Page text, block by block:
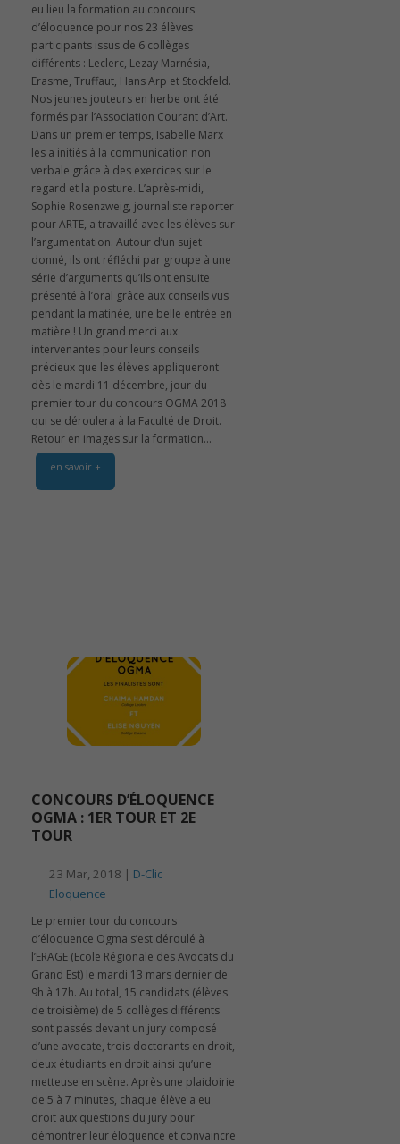
eu lieu la formation au concours
d’éloquence pour nos 23 élèves
participants issus de 6 collèges
différents : Leclerc, Lezay Marnésia,
Erasme, Truffaut, Hans Arp et Stockfeld.
Nos jeunes jouteurs en herbe ont été
formés par l’Association Courant d’Art.
Dans un premier temps, Isabelle Marx
les a initiés à la communication non
verbale grâce à des exercices sur le
regard et la posture. L’après-midi,
Sophie Rosenzweig, journaliste reporter
pour ARTE, a travaillé avec les élèves sur
l’argumentation. Autour d’un sujet
donné, ils ont réfléchi par groupe à une
série d’arguments qu’ils ont ensuite
présenté à l’oral grâce aux conseils vus
pendant la matinée, une belle entrée en
matière ! Un grand merci aux
intervenantes pour leurs conseils
précieux que les élèves appliqueront
dès le mardi 11 décembre, jour du
premier tour du concours OGMA 2018
qui se déroulera à la Faculté de Droit.
Retour en images sur la formation...
en savoir +
CONCOURS D’ÉLOQUENCE
OGMA : 1ER TOUR ET 2E
TOUR
23 Mar, 2018 | D-Clic
Eloquence
Le premier tour du concours
d’éloquence Ogma s’est déroulé à
l’ERAGE (Ecole Régionale des Avocats du
Grand Est) le mardi 13 mars dernier de
9h à 17h. Au total, 15 candidats (élèves
de troisième) de 5 collèges différents
sont passés devant un jury composé
d’une avocate, trois doctorants en droit,
deux étudiants en droit ainsi qu’une
metteuse en scène. Après une plaidoirie
de 5 à 7 minutes, chaque élève a eu
droit aux questions du jury pour
démontrer leur éloquence et convaincre